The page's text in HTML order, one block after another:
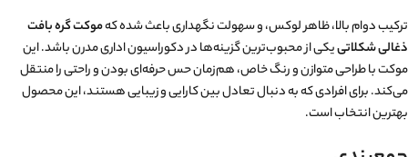
ترکیب دوام بالا، ظاهر لوکس، و سهولت نگهداری باعث شده کهموکت گره بافت
ذغالی شکلاتییکی از محبوب‌ترین گزینه‌ها در دکوراسیون اداری مدرن باشد. این
موکت با طراحی متوازن و رنگ خاص، هم‌زمان حس حرفه‌ای بودن و راحتی را منتقل
می‌کند. برای افرادی که به دنبال تعادل بین کارایی و زیبایی هستند، این محصول
بهترین انتخاب است.